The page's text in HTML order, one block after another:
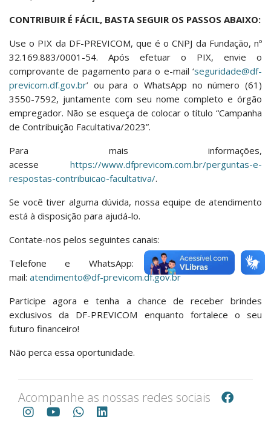
CONTRIBUIR É FÁCIL, BASTA SEGUIR OS PASSOS ABAIXO:
Use o PIX da DF-PREVICOM, que é o CNPJ da Fundação, nº
32.169.883/0001-54. Após efetuar o PIX, envie o
comprovante de pagamento para o e-mail ‘seguridade@df-
previcom.df.gov.br’ ou para o WhatsApp no número (61)
3550-7592, juntamente com seu nome completo e órgão
empregador. Não se esqueça de colocar o título “Campanha
de Contribuição Facultativa/2023”.
Para mais informações,
acesse https://www.dfprevicom.com.br/perguntas-e-
respostas-contribuicao-facultativa/.
Se você tiver alguma dúvida, nossa equipe de atendimento
está à disposição para ajudá-lo.
Contate-nos pelos seguintes canais:
Telefone e WhatsApp: (61) 3550-7592 E-
mail: atendimento@df-previcom.df.gov.br
Participe agora e tenha a chance de receber brindes
exclusivos da DF-PREVICOM enquanto fortalece o seu
futuro financeiro!
Não perca essa oportunidade.
Acompanhe as nossas redes sociais